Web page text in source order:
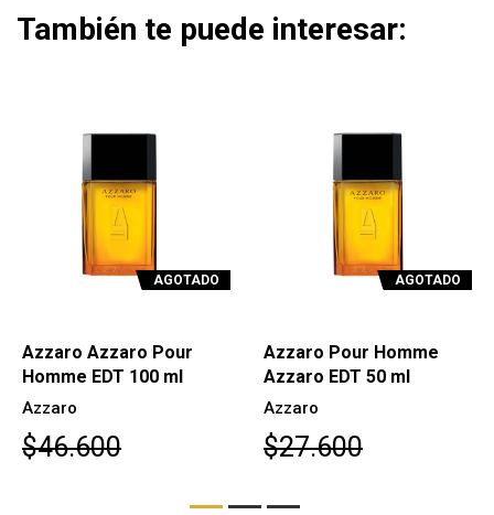
También te puede interesar:
AGOTADO
Azzaro Azzaro Pour
Homme EDT 100 ml
Azzaro
$46.600
AGOTADO
Azzaro Pour Homme
Azzaro EDT 50 ml
Azzaro
$27.600